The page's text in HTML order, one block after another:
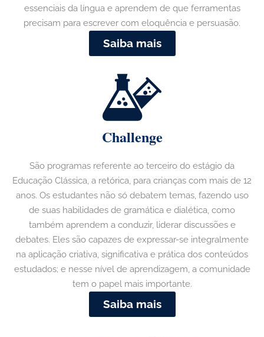
essenciais da língua e aprendem de que ferramentas
precisam para escrever com eloquência e persuasão.
Saiba mais
Challenge
São programas referente ao terceiro do estágio da
Educação Clássica, a retórica, para crianças com mais de 12
anos. Os estudantes não só debatem temas, fazendo uso
de suas habilidades de gramática e dialética, como
também aprendem a conduzir, liderar discussões e
debates. Eles são capazes de expressar-se integralmente
na aplicação criativa, significativa e prática dos conteúdos
estudados; e nesse nível de aprendizagem, a comunidade
tem o papel mais importante.
Saiba mais